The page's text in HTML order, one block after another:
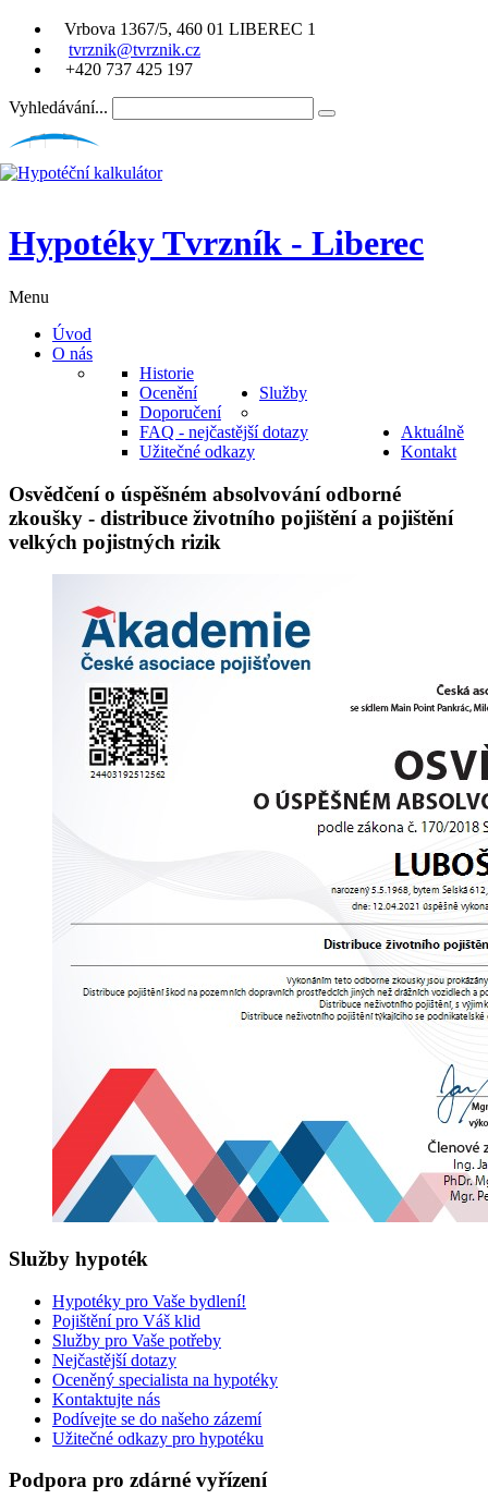
Vrbova 1367/5, 460 01 LIBEREC 1
tvrznik@tvrznik.cz
+420 737 425 197
Vyhledávání...
Hypotéky Tvrzník - Liberec
Menu
Úvod
O nás
Historie
Ocenění
Doporučení
Služby
FAQ - nejčastější dotazy
Užitečné odkazy
Aktuálně
Kontakt
Osvědčení o úspěšném absolvování odborné
zkoušky - distribuce životního pojištění a pojištění
velkých pojistných rizik
Služby hypoték
Hypotéky pro Vaše bydlení!
Pojištění pro Váš klid
Služby pro Vaše potřeby
Nejčastější dotazy
Oceněný specialista na hypotéky
Kontaktujte nás
Podívejte se do našeho zázemí
Užitečné odkazy pro hypotéku
Podpora pro zdárné vyřízení